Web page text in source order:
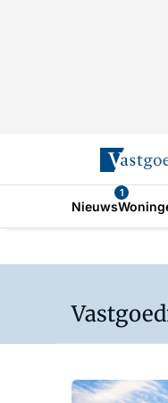
Nieuws
1